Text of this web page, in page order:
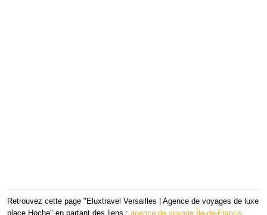
Retrouvez cette page "Eluxtravel Versailles | Agence de voyages de luxe
place Hoche" en partant des liens : agence de voyage Île-de-France,